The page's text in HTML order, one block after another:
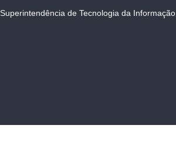
Superintendência de Tecnologia da Informação